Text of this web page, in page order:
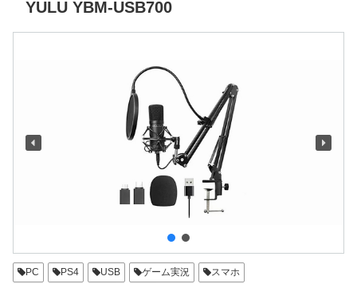
YULU YBM-USB700
PC PS4 USB ゲーム実況
スマホ